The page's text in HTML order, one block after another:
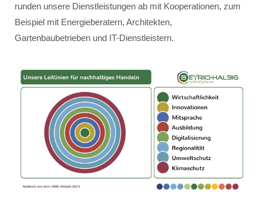
runden unsere Dienstleistungen ab mit Kooperationen, zum
Beispiel mit Energieberatern, Architekten,
Gartenbaubetrieben und IT-Dienstleistern.